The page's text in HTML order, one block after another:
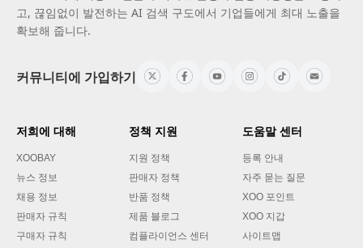
고, 끊임없이 발전하는 AI 검색 구도에서 기업들에게 최대 노출을
확보해 줍니다.
커뮤니티에 가입하기
저희에 대해
XOOBAY
뉴스 정보
채용 정보
판매자 규칙
구매자 규칙
정책 지원
지원 정책
판매자 정책
반품 정책
제품 블로그
컴플라이언스 센터
도움말 센터
등록 안내
자주 묻는 질문
XOO 포인트
XOO 지갑
사이트맵